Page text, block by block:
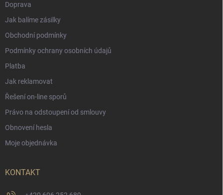
Doprava
Jak balíme zásilky
Obchodní podmínky
Podmínky ochrany osobních údajů
Platba
Jak reklamovat
Řešení on-line sporů
Právo na odstoupení od smlouvy
Obnovení hesla
Moje objednávka
KONTAKT